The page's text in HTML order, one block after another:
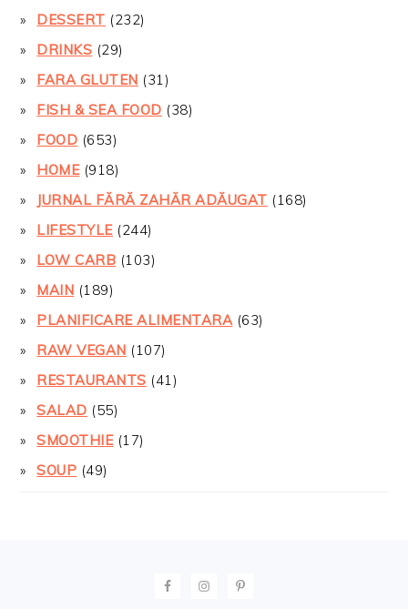
DESSERT (232)
DRINKS (29)
FARA GLUTEN (31)
FISH & SEA FOOD (38)
FOOD (653)
HOME(918)
JURNAL FĂRĂ ZAHĂR ADĂUGAT (168)
LIFESTYLE(244)
LOW CARB (103)
MAIN (189)
PLANIFICARE ALIMENTARA(63)
RAW VEGAN (107)
RESTAURANTS (41)
SALAD (55)
SMOOTHIE(17)
SOUP (49)